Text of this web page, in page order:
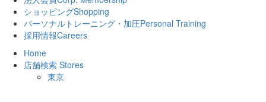
ショッピングShopping
パーソナルトレーニング・加圧Personal Training
採用情報Careers
Home
店舗検索 Stores
東京